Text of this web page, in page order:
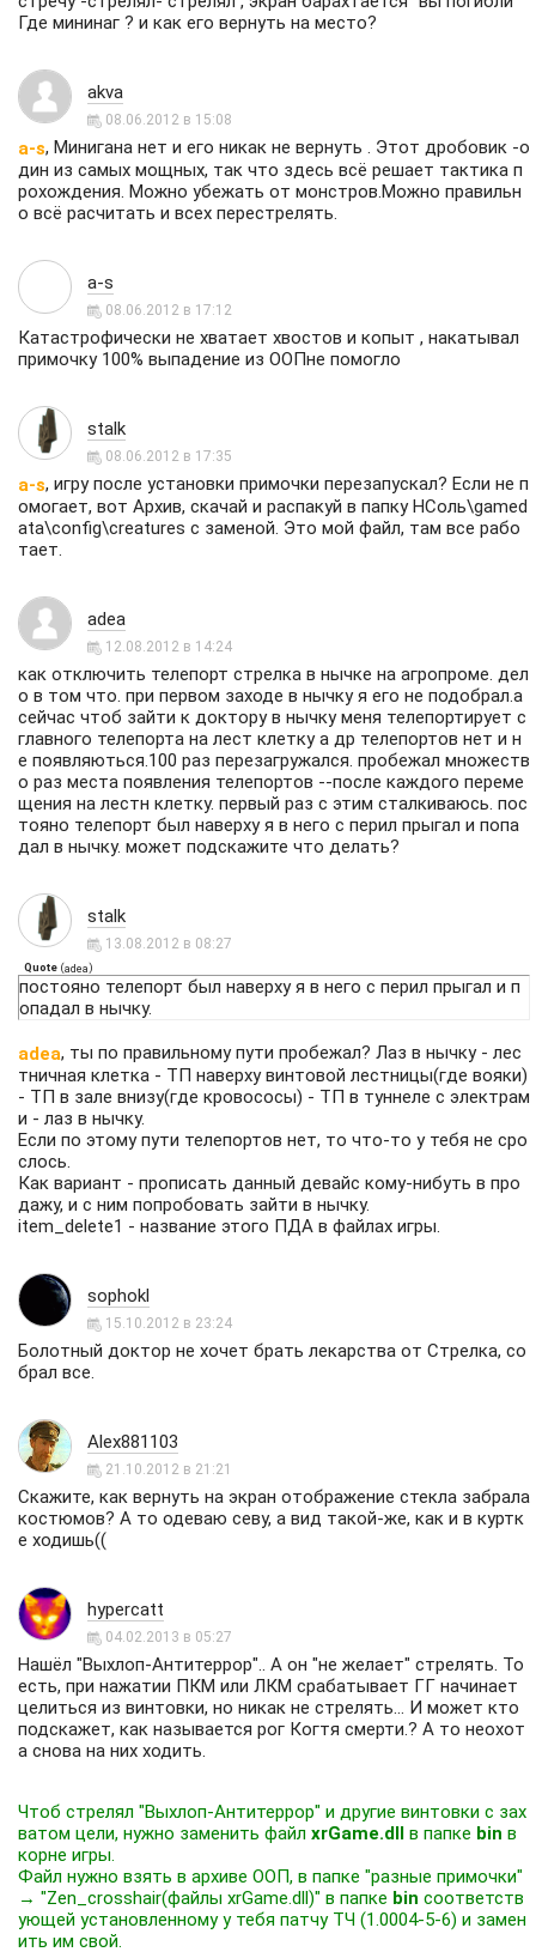
Где мининаг ? и как его вернуть на место?
akva
08.06.2012 в 15:08
a-s, Минигана нет и его никак не вернуть . Этот дробовик -о
дин из самых мощных, так что здесь всё решает тактика п
рохождения. Можно убежать от монстров.Можно правильн
о всё расчитать и всех перестрелять.
a-s
08.06.2012 в 17:12
Катастрофически не хватает хвостов и копыт , накатывал
примочку 100% выпадение из ООПне помогло
stalk
08.06.2012 в 17:35
a-s, игру после установки примочки перезапускал? Если не п
омогает, вот Архив, скачай и распакуй в папку НСоль\gamed
ata\config\creatures с заменой. Это мой файл, там все рабо
тает.
adea
12.08.2012 в 14:24
как отключить телепорт стрелка в нычке на агропроме. дел
о в том что. при первом заходе в нычку я его не подобрал.а
сейчас чтоб зайти к доктору в нычку меня телепортирует с
главного телепорта на лест клетку а др телепортов нет и н
е появляються.100 раз перезагружался. пробежал множеств
о раз места появления телепортов --после каждого переме
щения на лестн клетку. первый раз с этим сталкиваюсь. пос
тояно телепорт был наверху я в него с перил прыгал и попа
дал в нычку. может подскажите что делать?
stalk
13.08.2012 в 08:27
Quote (adea)
постояно телепорт был наверху я в него с перил прыгал и п
опадал в нычку.
adea, ты по правильному пути пробежал? Лаз в нычку - лес
тничная клетка - ТП наверху винтовой лестницы(где вояки)
- ТП в зале внизу(где кровососы) - ТП в туннеле с электрам
и - лаз в нычку.
Если по этому пути телепортов нет, то что-то у тебя не сро
слось.
Как вариант - прописать данный девайс кому-нибуть в про
дажу, и с ним попробовать зайти в нычку.
item_delete1 - название этого ПДА в файлах игры.
sophokl
15.10.2012 в 23:24
Болотный доктор не хочет брать лекарства от Стрелка, со
брал все.
Alex881103
21.10.2012 в 21:21
Скажите, как вернуть на экран отображение стекла забрала
костюмов? А то одеваю севу, а вид такой-же, как и в куртк
е ходишь((
hypercatt
04.02.2013 в 05:27
Нашёл "Выхлоп-Антитеррор".. А он "не желает" стрелять. То
есть, при нажатии ПКМ или ЛКМ срабатывает ГГ начинает
целиться из винтовки, но никак не стрелять... И может кто
подскажет, как называется рог Когтя смерти.? А то неохот
а снова на них ходить.
Чтоб стрелял "Выхлоп-Антитеррор" и другие винтовки с зах
ватом цели, нужно заменить файл xrGame.dll в папке bin в
корне игры.
Файл нужно взять в архиве ООП, в папке "разные примочки"
→ "Zen_crosshair(файлы xrGame.dll)" в папке bin соответств
ующей установленному у тебя патчу ТЧ (1.0004-5-6) и замен
ить им свой.